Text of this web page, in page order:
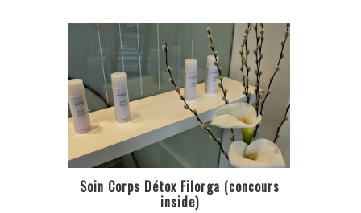
Soin Corps Détox Filorga (concours
inside)